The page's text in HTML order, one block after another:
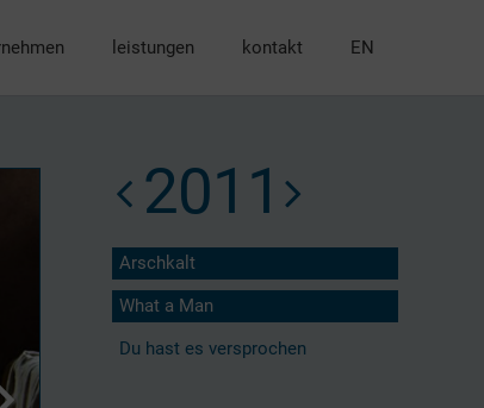
leistungen kontakt EN
2011
Arschkalt
What a Man
Du hast es versprochen